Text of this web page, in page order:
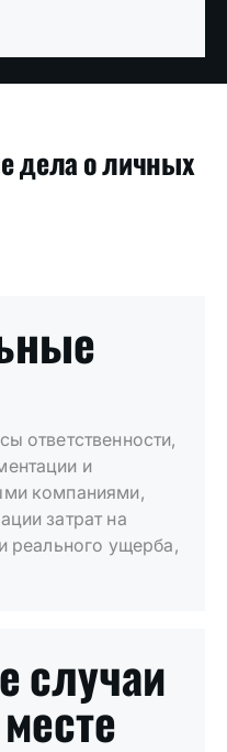
дела о личных
ответственности,
и
компаниями,
затрат на
реального ущерба,
случаи